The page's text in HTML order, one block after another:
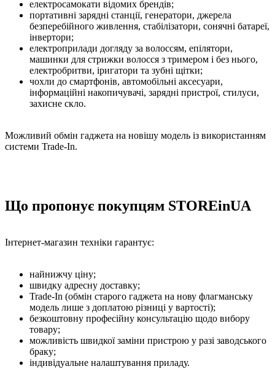
електросамокати відомих брендів;
портативні зарядні станції, генератори, джерела
безперебійного живлення, стабілізатори, сонячні батареї,
інвертори;
електроприлади догляду за волоссям, епілятори,
машинки для стрижки волосся з тримером і без нього,
електробритви, іригатори та зубні щітки;
чохли до смартфонів, автомобільні аксесуари,
інформаційні накопичувачі, зарядні пристрої, стилуси,
захисне скло.
Можливий обмін гаджета на новішу модель із використанням
системи Trade-In.
Що пропонує покупцям STOREinUA
Інтернет-магазин техніки гарантує:
найнижчу ціну;
швидку адресну доставку;
Trade-In (обмін старого гаджета на нову флагманську
модель лише з доплатою різниці у вартості);
безкоштовну професійну консультацію щодо вибору
товару;
можливість швидкої заміни пристрою у разі заводського
браку;
індивідуальне налаштування приладу.